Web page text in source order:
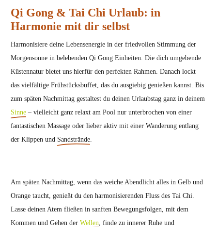
Qi Gong & Tai Chi Urlaub: in
Harmonie mit dir selbst
Harmonisiere deine Lebensenergie in der friedvollen Stimmung der
Morgensonne in belebenden Qi Gong Einheiten. Die dich umgebende
Küstennatur bietet uns hierfür den perfekten Rahmen. Danach lockt
das vielfältige Frühstücksbuffet, das du ausgiebig genießen kannst. Bis
zum späten Nachmittag gestaltest du deinen Urlaubstag ganz in deinem
Sinne – vielleicht ganz relaxt am Pool nur unterbrochen von einer
fantastischen Massage oder lieber aktiv mit einer Wanderung entlang
der Klippen und Sandstrände.
Am späten Nachmittag, wenn das weiche Abendlicht alles in Gelb und
Orange taucht, genießt du den harmonisierenden Fluss des Tai Chi.
Lasse deinen Atem fließen in sanften Bewegungsfolgen, mit dem
Kommen und Gehen derWellen, finde zu innerer Ruhe und